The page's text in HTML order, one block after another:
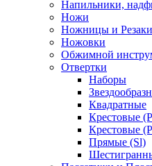
Напильники,
Ножи
Ножницы и Резаки
Ножовки
Обжимной
Отвертки
Наборы
Квадратные
Крестовые
Крестовые
Прямые (Sl)